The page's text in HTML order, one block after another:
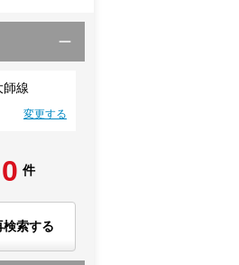
師線
変更する
0 件
検索する